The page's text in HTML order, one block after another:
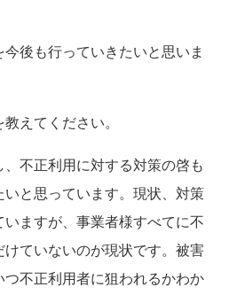
後も行っていきたいと思いま
えてください。
不正利用に対する対策の啓も
と思っています。現状、対策
ますが、事業者様すべてに不
ていないのが現状です。被害
不正利用者に狙われるかわか